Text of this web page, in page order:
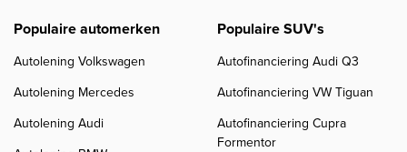
Populaire automerken
Autolening Volkswagen
Autolening Mercedes
Autolening Audi
Populaire SUV's
Autofinanciering Audi Q3
Autofinanciering VW Tiguan
Autofinanciering Cupra
Formentor